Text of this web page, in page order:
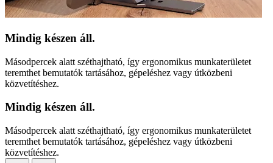
Mindig készen áll.
Másodpercek alatt széthajtható, így ergonomikus munkaterületet
teremthet bemutatók tartásához, gépeléshez vagy útközbeni
közvetítéshez.
Mindig készen áll.
Másodpercek alatt széthajtható, így ergonomikus munkaterületet
teremthet bemutatók tartásához, gépeléshez vagy útközbeni
közvetítéshez.